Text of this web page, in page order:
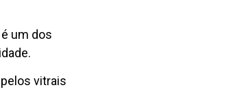
um dos
vitrais